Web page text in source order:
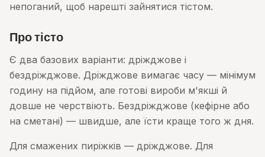
непоганий, щоб нарешті зайнятися тістом.
Про тісто
Є два базових варіанти: дріжджове і
бездріжджове. Дріжджове вимагає часу — мінімум
годину на підйом, але готові вироби м'якші й
довше не черствіють. Бездріжджове (кефірне або
на сметані) — швидше, але їсти краще того ж дня.
Для смажених пиріжків — дріжджове. Для